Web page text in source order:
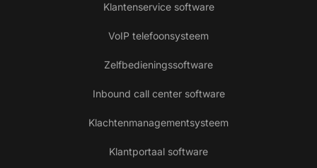
Klantenservice software
VoIP telefoonsysteem
Zelfbedieningssoftware
Inbound call center software
Klachtenmanagementsysteem
Klantportaal software